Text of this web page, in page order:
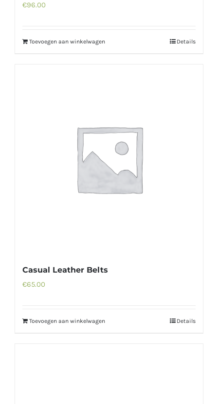
€96.00
Toevoegen aan winkelwagen Details
Casual Leather Belts
€65.00
Toevoegen aan winkelwagen Details